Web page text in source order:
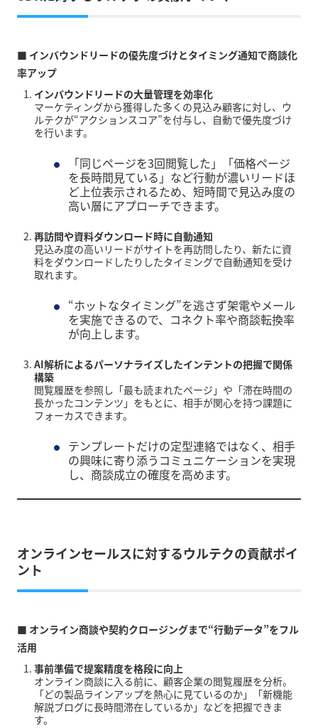
■ インバウンドリードの優先度づけとタイミング通知で商談化
率アップ
インバウンドリードの大量管理を効率化
マーケティングから獲得した多くの見込み顧客に対し、ウ
ルテクが“アクションスコア”を付与し、自動で優先度づけ
を行います。
「同じページを3回閲覧した」「価格ページ
を長時間見ている」など行動が濃いリードほ
ど上位表示されるため、 短時間で見込み度の
高い層にアプローチできます。
再訪問や資料ダウンロード時に自動通知
見込み度の高いリードがサイトを再訪問したり、新たに資
料をダウンロードしたりしたタイミングで自動通知を受け
取れます。
“ホットなタイミング”を逃さず架電やメール
を実施できるので、コネクト率や商談転換率
が向上します。
AI解析によるパーソナライズしたインテントの把握で関係
構築
閲覧履歴を参照し「最も読まれたページ」や「滞在時間の
長かったコンテンツ」をもとに、相手が関心を持つ課題に
フォーカスできます。
テンプレートだけの定型連絡ではなく、相手
の興味に寄り添うコミュニケーションを実現
し、商談成立の確度を高めます。
オンラインセールスに対するウルテクの貢献ポイ
ント
■ オンライン商談や契約クロージングまで“行動データ”をフル
活用
事前準備で提案精度を格段に向上
オンライン商談に入る前に、顧客企業の閲覧履歴を分析。
「どの製品ラインアップを熱心に見ているのか」「新機能
解説ブログに長時間滞在しているか」などを把握できま
す。